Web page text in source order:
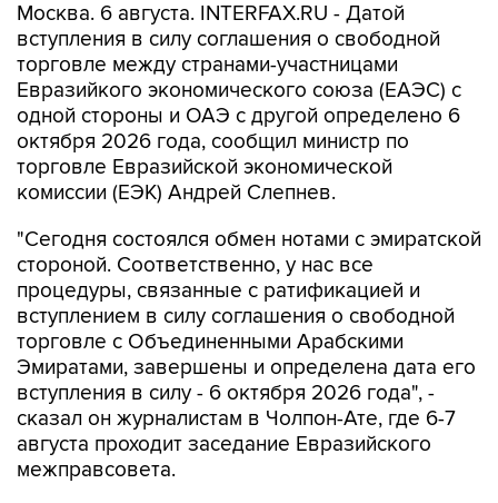
Москва. 6 августа. INTERFAX.RU - Датой
вступления в силу соглашения о свободной
торговле между странами-участницами
Евразийкого экономического союза (ЕАЭС) с
одной стороны и ОАЭ с другой определено 6
октября 2026 года, сообщил министр по
торговле Евразийской экономической
комиссии (ЕЭК) Андрей Слепнев.
"Сегодня состоялся обмен нотами с эмиратской
стороной. Соответственно, у нас все
процедуры, связанные с ратификацией и
вступлением в силу соглашения о свободной
торговле с Объединенными Арабскими
Эмиратами, завершены и определена дата его
вступления в силу - 6 октября 2026 года", -
сказал он журналистам в Чолпон-Ате, где 6-7
августа проходит заседание Евразийского
межправсовета.